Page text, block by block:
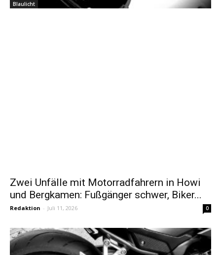
Blaulicht
Zwei Unfälle mit Motorradfahrern in Howi
und Bergkamen: Fußgänger schwer, Biker...
Redaktion - Juli 11, 2026 0